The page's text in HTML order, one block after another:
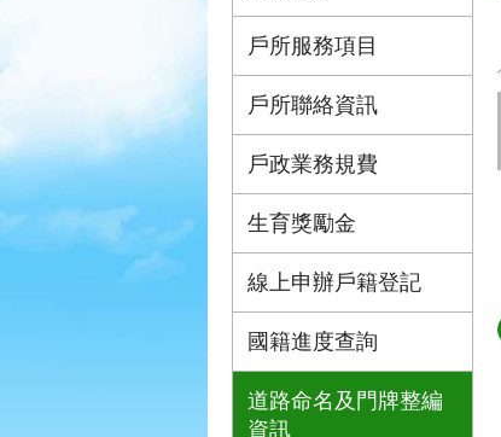
戶所服務項目
戶所聯絡資訊
戶政業務規費
生育獎勵金
線上申辦戶籍登記
國籍進度查詢
道路命名及門牌整編
資訊